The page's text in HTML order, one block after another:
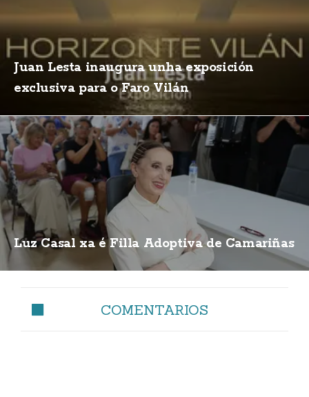
Juan Lesta inaugura unha exposición
exclusiva para o Faro Vilán
Luz Casal xa é Filla Adoptiva de Camariñas
COMENTARIOS